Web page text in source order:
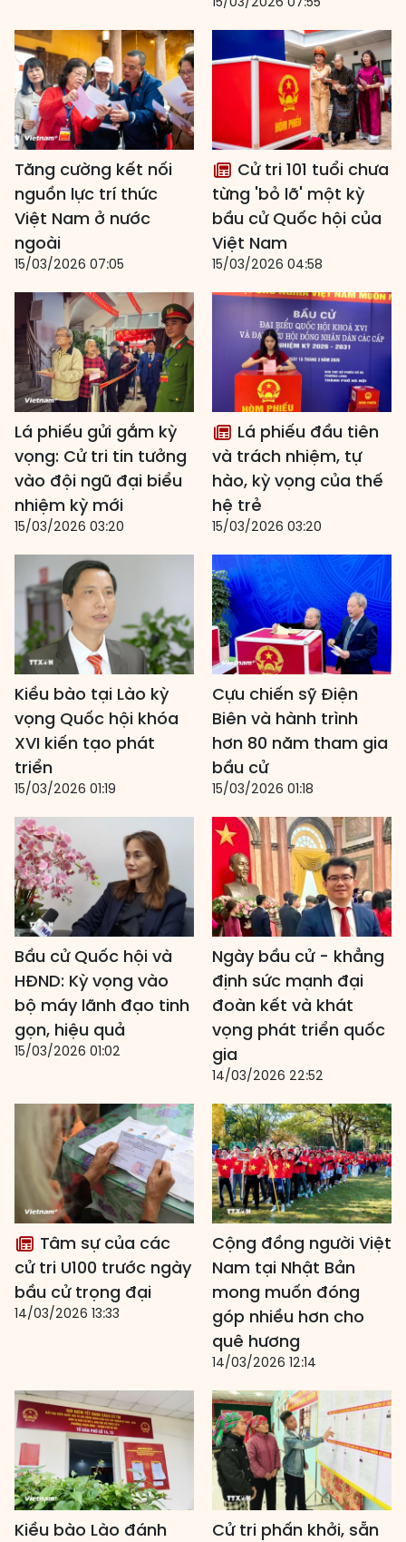
Tăng cường kết nối
nguồn lực trí thức
Việt Nam ở nước
ngoài
15/03/2026 07:05
Cử tri 101 tuổi chưa
từng 'bỏ lỡ' một kỳ
bầu cử Quốc hội của
Việt Nam
15/03/2026 04:58
Lá phiếu gửi gắm kỳ
vọng: Cử tri tin tưởng
vào đội ngũ đại biểu
nhiệm kỳ mới
15/03/2026 03:20
Lá phiếu đầu tiên
và trách nhiệm, tự
hào, kỳ vọng của thế
hệ trẻ
15/03/2026 03:20
Kiều bào tại Lào kỳ
vọng Quốc hội khóa
XVI kiến tạo phát
triển
15/03/2026 01:19
Cựu chiến sỹ Điện
Biên và hành trình
hơn 80 năm tham gia
bầu cử
15/03/2026 01:18
Bầu cử Quốc hội và
HĐND: Kỳ vọng vào
bộ máy lãnh đạo tinh
gọn, hiệu quả
15/03/2026 01:02
Ngày bầu cử - khẳng
định sức mạnh đại
đoàn kết và khát
vọng phát triển quốc
gia
14/03/2026 22:52
Tâm sự của các
cử tri U100 trước ngày
bầu cử trọng đại
14/03/2026 13:33
Cộng đồng người Việt
Nam tại Nhật Bản
mong muốn đóng
góp nhiều hơn cho
quê hương
14/03/2026 12:14
Kiều bào Lào đánh
Cử tri phấn khởi, sẵn